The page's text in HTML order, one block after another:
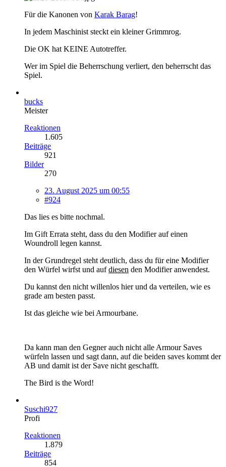
Für die Kanonen von Karak Barag!
In jedem Maschinist steckt ein kleiner Grimmrog.
Die OK hat KEINE Autotreffer.
Wer im Spiel die Beherrschung verliert, den beherrscht das
Spiel.
bucks
Meister
Reaktionen
1.605
Beiträge
921
Bilder
270
23. August 2025 um 00:55
#924
Das lies es bitte nochmal.
Im Gift Errata steht, dass du den Modifier auf einen
Woundroll legen kannst.
In der Grundregel steht deutlich, dass du für eine Modifier
den Würfel wirfst und aufdiesen den Modifier anwendest.
Du kannst den nicht willenlos hier und da verteilen, wie es
grade am besten passt.
Ist das gleiche wie bei Armourbane.
Da kann man den Gegner auch nicht alle Armour Saves
würfeln lassen und sagt dann, auf die beiden saves kommt der
AB und damit ist der Save nicht geschafft.
The Bird is the Word!
Suschi927
Profi
Reaktionen
1.879
Beiträge
854